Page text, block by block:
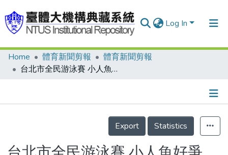
Log In
Communities & Collections
Home 體育新聞剪報
體育新聞剪報
台北市全民游泳賽 小人魚好爭氣！刷新20項41人次分齡賽紀錄 南門國中獨佔8項最出色/台北市全民游泳賽選手破全國分齡紀錄表
Details
Export
Statistics